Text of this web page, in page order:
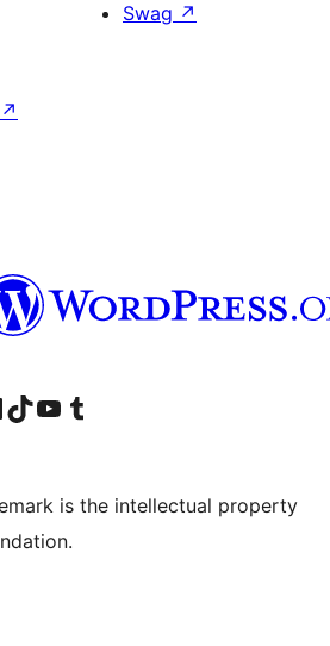
Swag ↗
↗
സന്ദർശിക്കുക
account
LinkedIn account
ഞങ്ങളുടെ ടിക് ടോക് അക്കൗണ്ട് സന്ദർശിക്കുക
Visit our YouTube channel
ഞങ്ങളുടെ ടംബ്ലർ അക്കൗണ്ട് സന്ദർശിക്കുക
is the intellectual property